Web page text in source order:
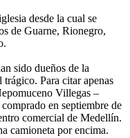
desde la cual se
de Guarne, Rionegro,
sido dueños de la
Para citar apenas
Villegas –
en septiembre de
comercial de Medellín.
camioneta por encima.